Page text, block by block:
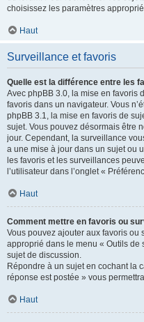
choisissez les paramètres
Haut
Surveillance et favoris
Quelle est la différence entre les
Avec phpBB 3.0, la mise en favoris
favoris dans un navigateur. Vous
phpBB 3.1, la mise en favoris de
sujet. Vous pouvez désormais être
jour. Cependant, la surveillance
a une mise à jour dans un sujet ou
les favoris et les surveillances
l’utilisateur dans l’onglet «
Haut
Comment mettre en favoris ou
Vous pouvez ajouter aux favoris
approprié dans le menu « Outils de
sujet de discussion.
Répondre à un sujet en cochant la
réponse est postée » vous
Haut